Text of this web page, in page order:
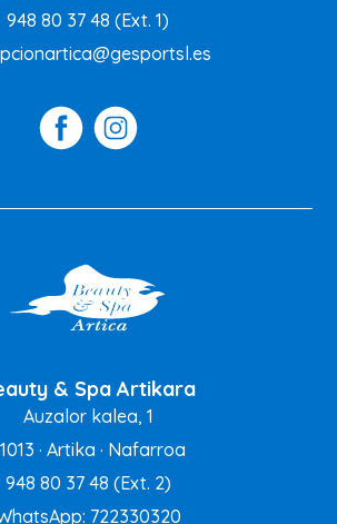
948 80 37 48 (Ext. 1)
& Spa Artikara
Auzalor kalea, 1
· Artika · Nafarroa
948 80 37 48 (Ext. 2)
722330320